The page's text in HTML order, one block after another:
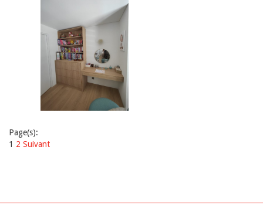
Page(s):
1 2 Suivant